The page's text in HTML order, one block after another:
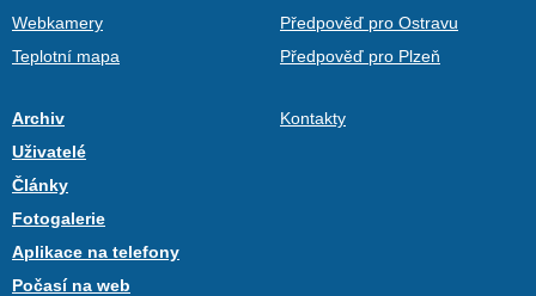
Webkamery
Teplotní mapa
Předpověď pro Ostravu
Předpověď pro Plzeň
Archiv
Uživatelé
Články
Fotogalerie
Aplikace na telefony
Počasí na web
Kontakty